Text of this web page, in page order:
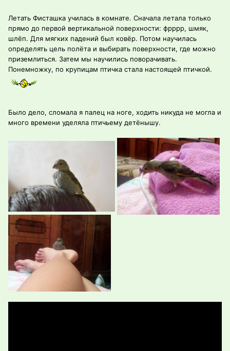
Летать Фисташка училась в комнате. Сначала летала только
прямо до первой вертикальной поверхности: фрррр, шмяк,
шлёп. Для мягких падений был ковёр. Потом научилась
определять цель полёта и выбирать поверхности, где можно
приземлиться. Затем мы научились поворачивать.
Понемножку, по крупицам птичка стала настоящей птичкой.
Было дело, сломала я палец на ноге, ходить никуда не могла и
много времени уделяла птичьему детёнышу.